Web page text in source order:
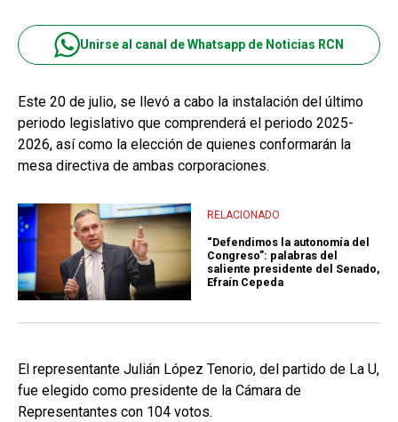
Unirse al canal de Whatsapp de Noticias RCN
Este 20 de julio, se llevó a cabo la instalación del último
periodo legislativo que comprenderá el periodo 2025-
2026, así como la elección de quienes conformarán la
mesa directiva de ambas corporaciones.
RELACIONADO
“Defendimos la autonomía del
Congreso”: palabras del
saliente presidente del Senado,
Efraín Cepeda
El representante Julián López Tenorio, del partido de La U,
fue elegido como presidente de la Cámara de
Representantes con 104 votos.